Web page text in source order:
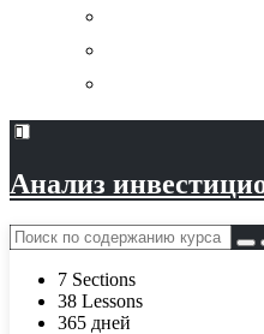
Анализ
7 Sections
38 Lessons
365 дней